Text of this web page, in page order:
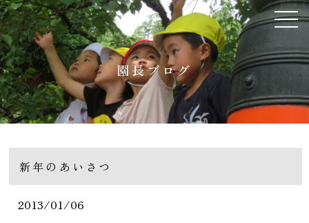
園長ブログ
新年のあいさつ
2013/01/06